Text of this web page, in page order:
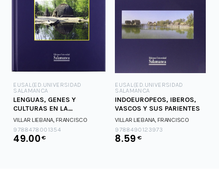
EUSAL(ED.UNIVERSIDAD
SALAMANCA
LENGUAS, GENES Y
CULTURAS EN LA
PREHISTORIA DE EUROPA Y
ASIA
VILLAR LIEBANA, FRANCISCO
9788478001354
49.00€
EUSAL(ED.UNIVERSIDAD
SALAMANCA
INDOEUROPEOS, IBEROS,
VASCOS Y SUS PARIENTES
VILLAR LIEBANA, FRANCISCO
9788490123973
8.59 €